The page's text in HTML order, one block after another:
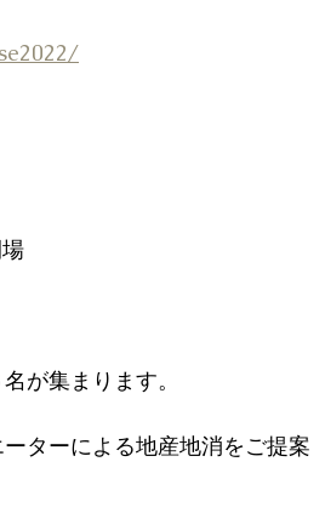
場
が集まります。
ターによる地産地消をご提案